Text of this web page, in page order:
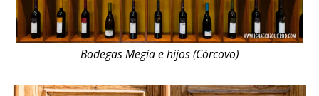
Bodegas Megía e hijos (Córcovo)